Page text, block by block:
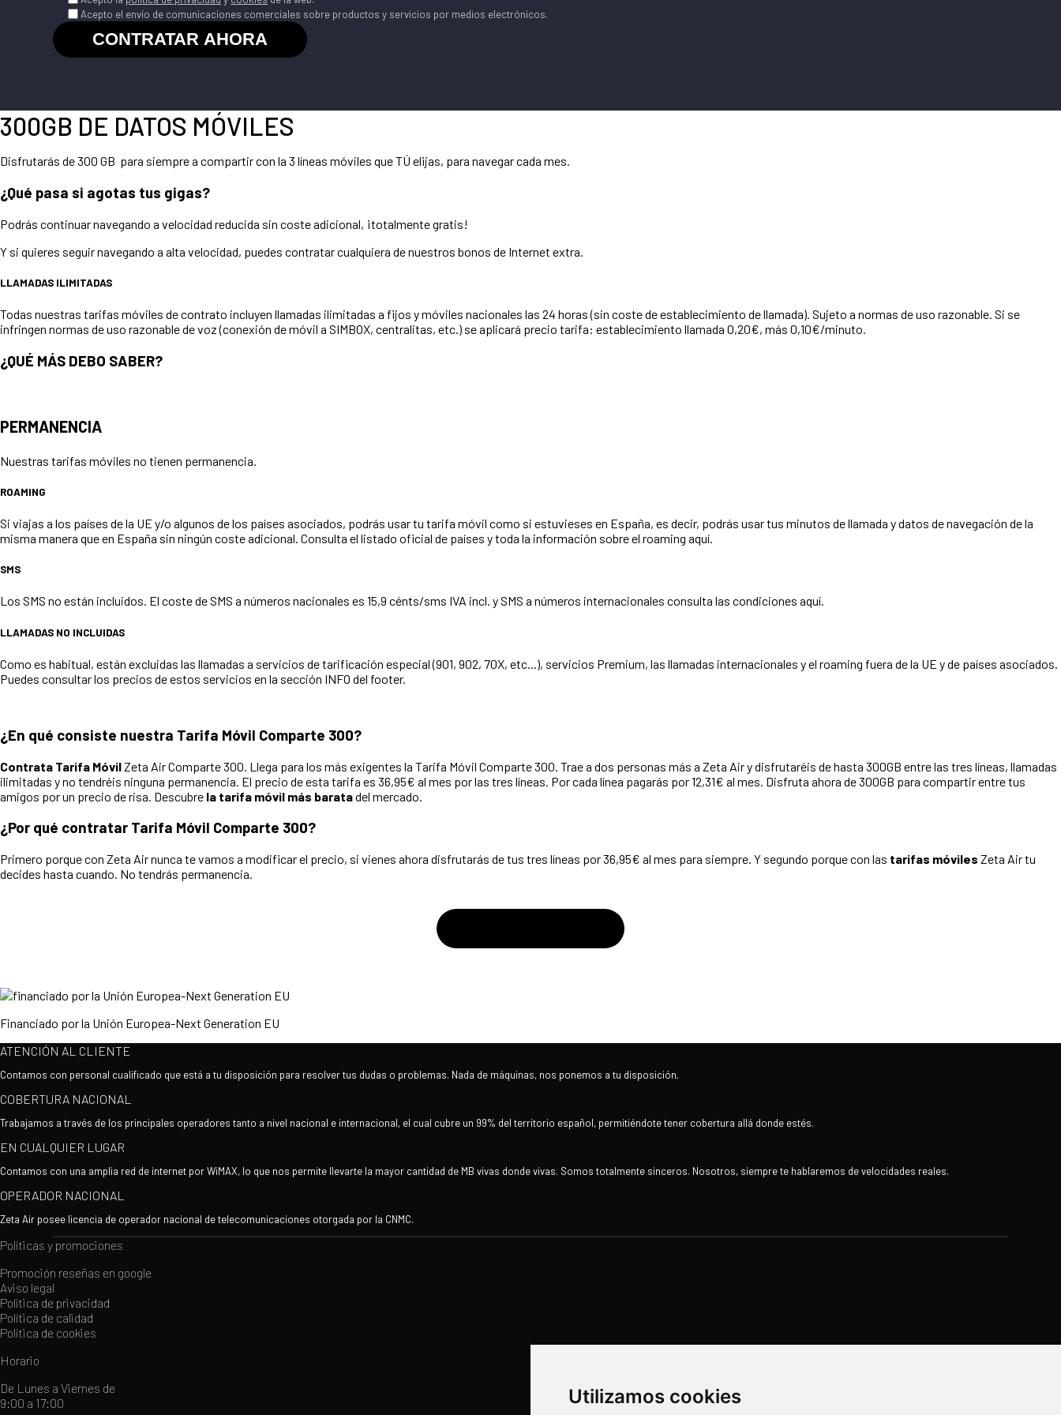
Utilizamos cookies
Acepto el envío de comunicaciones comerciales sobre productos y servicios por medios electrónicos.
300GB DE DATOS MÓVILES
Disfrutarás de 300 GB para siempre a compartir con la 3 líneas móviles que TÚ elijas, para navegar cada mes.
¿Qué pasa si agotas tus gigas?
Podrás continuar navegando a velocidad reducida sin coste adicional, ¡totalmente gratis!
Y si quieres seguir navegando a alta velocidad, puedes contratar cualquiera de nuestros bonos de Internet extra.
LLAMADAS ILIMITADAS
Todas nuestras tarifas móviles de contrato incluyen llamadas ilimitadas a fijos y móviles nacionales las 24 horas (sin coste de establecimiento de llamada). Sujeto a normas de uso razonable. Si se
infringen normas de uso razonable de voz (conexión de móvil a SIMBOX, centralitas, etc.) se aplicará precio tarifa: establecimiento llamada 0,20€, más 0,10€/minuto.
¿QUÉ MÁS DEBO SABER?
PERMANENCIA
Nuestras tarifas móviles no tienen permanencia.
ROAMING
Si viajas a los países de la UE y/o algunos de los países asociados, podrás usar tu tarifa móvil como si estuvieses en España, es decir, podrás usar tus minutos de llamada y datos de navegación de la
misma manera que en España sin ningún coste adicional. Consulta el listado oficial de países y toda la información sobre el roaming aquí.
SMS
Los SMS no están incluidos. El coste de SMS a números nacionales es 15,9 cénts/sms IVA incl. y SMS a números internacionales consulta las condiciones aquí.
LLAMADAS NO INCLUIDAS
Como es habitual, están excluidas las llamadas a servicios de tarificación especial (901, 902, 70X, etc...), servicios Premium, las llamadas internacionales y el roaming fuera de la UE y de países asociados.
Puedes consultar los precios de estos servicios en la sección INFO del footer.
¿En qué consiste nuestra Tarifa Móvil Comparte 300?
Contrata Tarifa MóvilZeta Air Comparte 300. Llega para los más exigentes la Tarifa Móvil Comparte 300. Trae a dos personas más a Zeta Air y disfrutaréis de hasta 300GB entre las tres líneas, llamadas
ilimitadas y no tendréis ninguna permanencia. El precio de esta tarifa es 36,95€ al mes por las tres líneas. Por cada línea pagarás por 12,31€ al mes. Disfruta ahora de 300GB para compartir entre tus
amigos por un precio de risa. Descubre la tarifa móvil más baratadel mercado.
¿Por qué contratar Tarifa Móvil Comparte 300?
Primero porque con Zeta Air nunca te vamos a modificar el precio, si vienes ahora disfrutarás de tus tres líneas por 36,95€ al mes para siempre. Y segundo porque con las tarifas móviles Zeta Air tu
decides hasta cuando. No tendrás permanencia.
Financiado por la Unión Europea-Next Generation EU
ATENCIÓN AL CLIENTE
Contamos con personal cualificado que está a tu disposición para resolver tus dudas o problemas. Nada de máquinas, nos ponemos a tu disposición.
COBERTURA NACIONAL
Trabajamos a través de los principales operadores tanto a nivel nacional e internacional, el cual cubre un 99% del territorio español, permitiéndote tener cobertura allá donde estés.
EN CUALQUIER LUGAR
Contamos con una amplia red de internet por WiMAX, lo que nos permite llevarte la mayor cantidad de MB vivas donde vivas. Somos totalmente sinceros. Nosotros, siempre te hablaremos de velocidades reales.
OPERADOR NACIONAL
Zeta Air posee licencia de operador nacional de telecomunicaciones otorgada por la CNMC.
Políticas y promociones
Promoción reseñas en google
Aviso legal
Política de privacidad
Política de calidad
Política de cookies
Horario
De Lunes a Viernes de
9:00 a 17:00